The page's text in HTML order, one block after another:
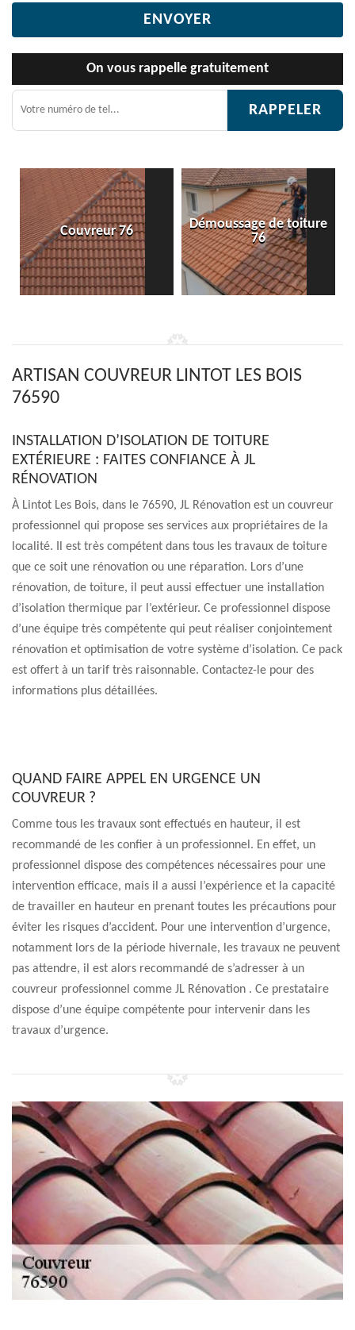
On vous rappelle gratuitement
Démoussage de toiture
76
Etanchéité toiture 76
ARTISAN COUVREUR LINTOT LES BOIS
76590
INSTALLATION D’ISOLATION DE TOITURE
EXTÉRIEURE : FAITES CONFIANCE À JL
RÉNOVATION
À Lintot Les Bois, dans le 76590, JL Rénovation est un couvreur
professionnel qui propose ses services aux propriétaires de la
localité. Il est très compétent dans tous les travaux de toiture
que ce soit une rénovation ou une réparation. Lors d’une
rénovation, de toiture, il peut aussi effectuer une installation
d’isolation thermique par l’extérieur. Ce professionnel dispose
d’une équipe très compétente qui peut réaliser conjointement
rénovation et optimisation de votre système d’isolation. Ce pack
est offert à un tarif très raisonnable. Contactez-le pour des
informations plus détaillées.
QUAND FAIRE APPEL EN URGENCE UN
COUVREUR ?
Comme tous les travaux sont effectués en hauteur, il est
recommandé de les confier à un professionnel. En effet, un
professionnel dispose des compétences nécessaires pour une
intervention efficace, mais il a aussi l’expérience et la capacité
de travailler en hauteur en prenant toutes les précautions pour
éviter les risques d’accident. Pour une intervention d’urgence,
notamment lors de la période hivernale, les travaux ne peuvent
pas attendre, il est alors recommandé de s’adresser à un
couvreur professionnel comme JL Rénovation . Ce prestataire
dispose d’une équipe compétente pour intervenir dans les
travaux d’urgence.